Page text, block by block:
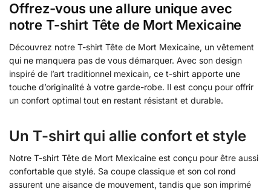
Offrez-vous une allure unique avec
notre T-shirt Tête de Mort Mexicaine
Découvrez notre T-shirt Tête de Mort Mexicaine, un vêtement
qui ne manquera pas de vous démarquer. Avec son design
inspiré de l’art traditionnel mexicain, ce t-shirt apporte une
touche d’originalité à votre garde-robe. Il est conçu pour offrir
un confort optimal tout en restant résistant et durable.
Un T-shirt qui allie confort et style
Notre T-shirt Tête de Mort Mexicaine est conçu pour être aussi
confortable que stylé. Sa coupe classique et son col rond
assurent une aisance de mouvement, tandis que son imprimé